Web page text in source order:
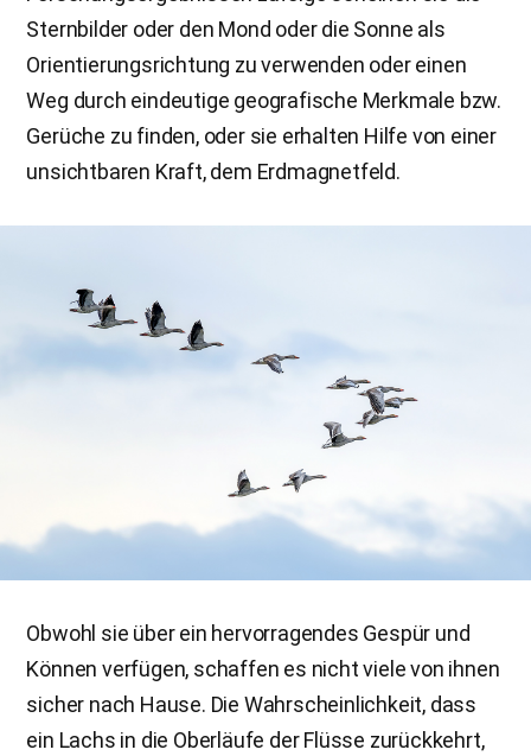
Sternbilder oder den Mond oder die Sonne als
Orientierungsrichtung zu verwenden oder einen
Weg durch eindeutige geografische Merkmale bzw.
Gerüche zu finden, oder sie erhalten Hilfe von einer
unsichtbaren Kraft, dem Erdmagnetfeld.
Obwohl sie über ein hervorragendes Gespür und
Können verfügen, schaffen es nicht viele von ihnen
sicher nach Hause. Die Wahrscheinlichkeit, dass
ein Lachs in die Oberläufe der Flüsse zurückkehrt,